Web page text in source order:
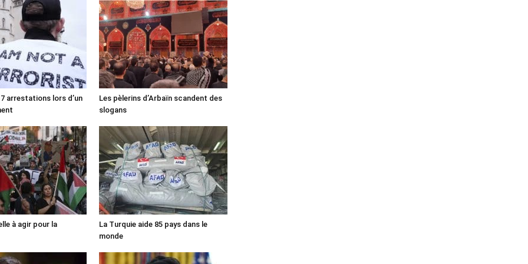
arrestations lors d’un
Les pèlerins d’Arbaïn scandent des
slogans
à agir pour la
La Turquie aide 85 pays dans le
monde